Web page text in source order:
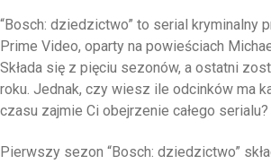
“Bosch: dziedzictwo” to serial kryminalny
Prime Video, oparty na powieściach
Składa się z pięciu sezonów, a ostatni
roku. Jednak, czy wiesz ile odcinków ma
czasu zajmie Ci obejrzenie całego serialu?
Pierwszy sezon “Bosch: dziedzictwo”